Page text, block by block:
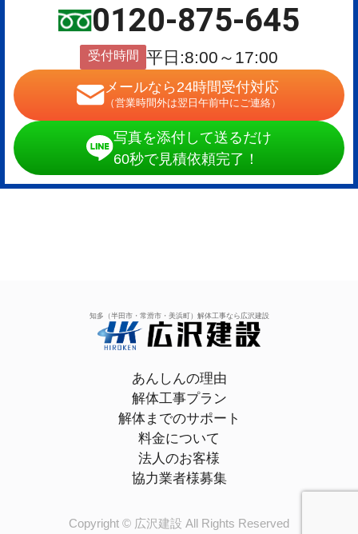
0120-875-645
受付時間 平日:8:00～17:00
メールなら24時間受付対応
（営業時間外は翌日午前中にご連絡）
写真を添付して送るだけ
60秒で見積依頼完了！
知多（半田市・常滑市・美浜町）解体工事なら広沢建設
あんしんの理由
解体工事プラン
解体までのサポート
料金について
法人のお客様
協力業者様募集
Copyright © 広沢建設 All Rights Reserved